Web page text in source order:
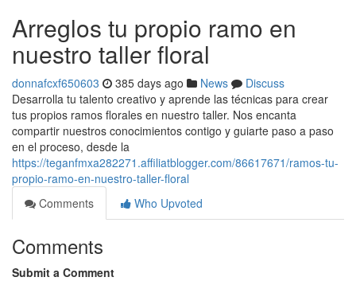
Arreglos tu propio ramo en
nuestro taller floral
donnafcxf650603 385 days ago News
Discuss
Desarrolla tu talento creativo y aprende las técnicas para crear
tus propios ramos florales en nuestro taller. Nos encanta
compartir nuestros conocimientos contigo y guiarte paso a paso
en el proceso, desde la
https://teganfmxa282271.affiliatblogger.com/86617671/ramos-tu-
propio-ramo-en-nuestro-taller-floral
Comments
Who Upvoted
Comments
Submit a Comment